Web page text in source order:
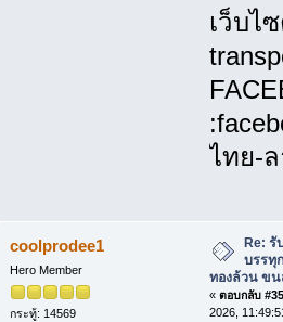
เว็บไ
ไทย-ล
coolprodee1
Hero Member
กระทู้: 14569
Re: รั
บรรทุ
ทองล้วน ขน
« ตอบกลับ
2026,